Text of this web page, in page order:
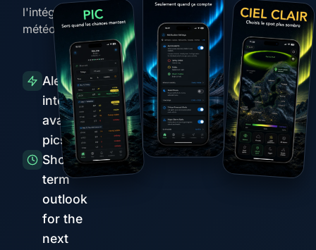
l'intégration
météo
Alertes
intelligentes
avant les
pics
Short-
term
outlook
for the
next